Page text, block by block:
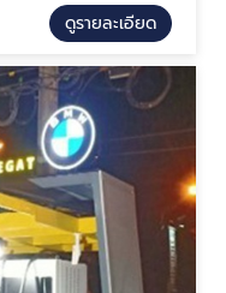
ดูรายละเอียด